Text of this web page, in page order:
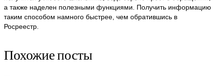
а также наделен полезными функциями. Получить информацию
таким способом намного быстрее, чем обратившись в
Росреестр.
Похожие посты